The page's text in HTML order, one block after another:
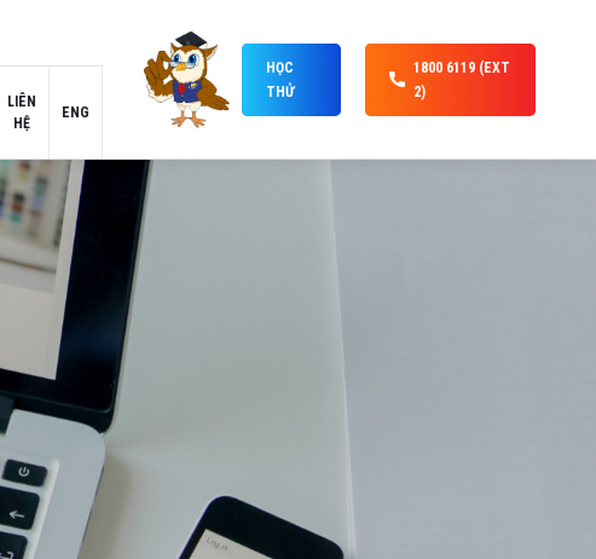
LIÊN
HỆ
ENG
HỌC
THỬ
1800 6119 (EXT
2)